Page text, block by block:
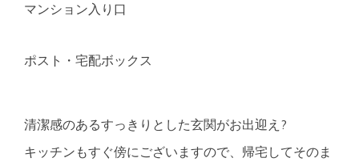
マンション入り口
ポスト・宅配ボックス
清潔感のあるすっきりとした玄関がお出迎え?
キッチンもすぐ傍にございますので、帰宅してそのま